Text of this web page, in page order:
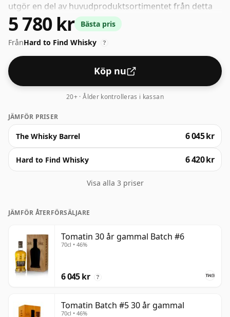
utgör en del av huvudproduktsortimentet från detta
Speyside-destilleri. 46 % anses av många vara ett bra
ABV för att uppleva "munkänslan" och den fulla
smaken av whisky.
5 780 kr
Bästa pris
FrånHard to Find Whisky ?
Köp nu
20+ · Ålder kontrolleras i kassan
JÄMFÖR PRISER
The Whisky Barrel 6 045 kr
Hard to Find Whisky 6 420 kr
Visa alla 3 priser
JÄMFÖR ÅTERFÖRSÄLJARE
Tomatin 30 år gammal Batch #6
70cl • 46%
6 045 kr ?
Tomatin Batch #5 30 år gammal
70cl • 46%